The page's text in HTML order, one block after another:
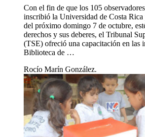
Con el fin de que los 105
inscribió la Universidad de Costa Rica
del próximo domingo 7 de octubre,
derechos y sus deberes, el Tribunal
(TSE) ofreció una capacitación en las
Biblioteca de …
Rocío Marín González.